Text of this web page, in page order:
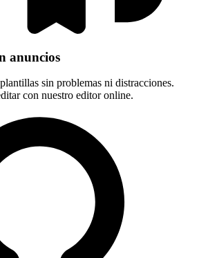
anuncios
sin problemas ni distracciones.
con nuestro editor online.